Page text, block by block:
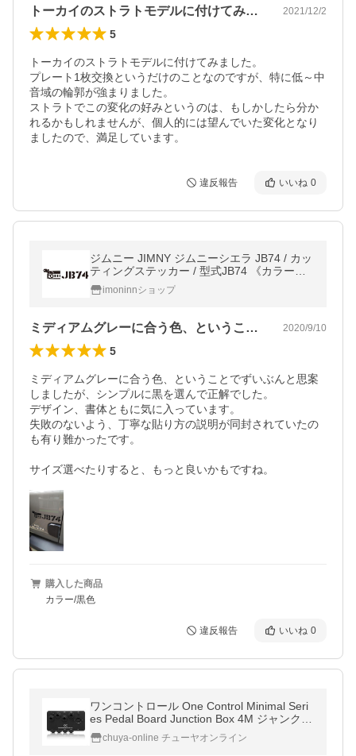
トーカイのストラトモデルに付けてみまし… 2021/12/2
5
トーカイのストラトモデルに付けてみました。
プレート1枚交換というだけのことなのですが、特に低～中
音域の輪郭が強まりました。
ストラトでこの変化の好みというのは、もしかしたら分か
れるかもしれませんが、個人的には望んでいた変化となり
ましたので、満足しています。
違反報告 いいね 0
ジムニー JIMNY ジムニーシエラ JB74 / カッ
ティングステッカー / 型式JB74 《カラー選
べます》
imoninnショップ
ミディアムグレーに合う色、ということで… 2020/9/10
5
ミディアムグレーに合う色、ということでずいぶんと思案
しましたが、シンプルに黒を選んで正解でした。
デザイン、書体ともに気に入っています。
失敗のないよう、丁寧な貼り方の説明が同封されていたの
も有り難かったです。
サイズ選べたりすると、もっと良いかもですね。
購入した商品
カラー/黒色
違反報告 いいね 0
ワンコントロール One Control Minimal Seri
es Pedal Board Junction Box 4M ジャンクシ
ョンボックス
chuya-online チューヤオンライン